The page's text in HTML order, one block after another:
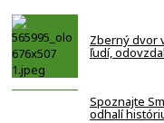
Zberný dvor
ľudí,
Spoznajte
odhalí